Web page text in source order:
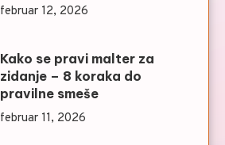
februar 12, 2026
Kako se pravi malter za
zidanje – 8 koraka do
pravilne smeše
februar 11, 2026